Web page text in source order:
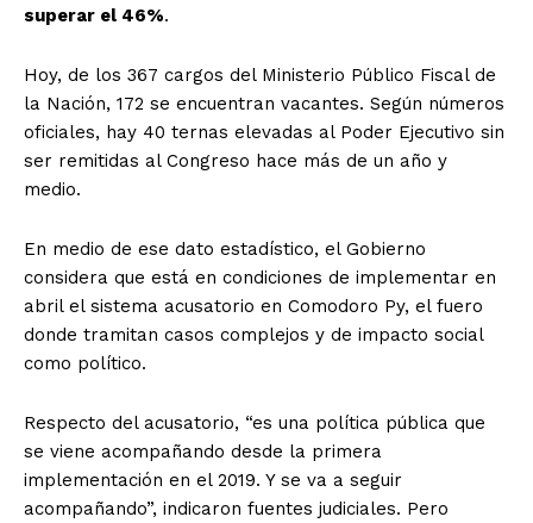
superar el 46%.
Hoy, de los 367 cargos del Ministerio Público Fiscal de
la Nación, 172 se encuentran vacantes. Según números
oficiales, hay 40 ternas elevadas al Poder Ejecutivo sin
ser remitidas al Congreso hace más de un año y
medio.
En medio de ese dato estadístico, el Gobierno
considera que está en condiciones de implementar en
abril el sistema acusatorio en Comodoro Py, el fuero
donde tramitan casos complejos y de impacto social
como político.
Respecto del acusatorio, “es una política pública que
se viene acompañando desde la primera
implementación en el 2019. Y se va a seguir
acompañando”, indicaron fuentes judiciales. Pero